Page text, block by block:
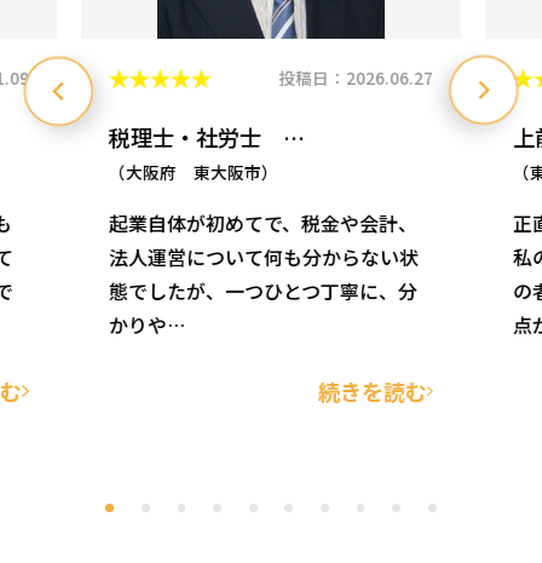
投稿日：2026.06.27
税理士・社労士 …
（大阪府 東大阪市）
起業自体が初めてで、税金や会計、
法人運営について何も分からない状
態でしたが、一つひとつ丁寧に、分
かりや…
続きを読む
上
正
私
の
点